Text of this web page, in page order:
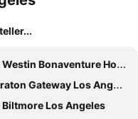
Bonaventure Hotel & Suites, Los Angeles
Gateway Los Angeles Hotel
Biltmore Los Angeles